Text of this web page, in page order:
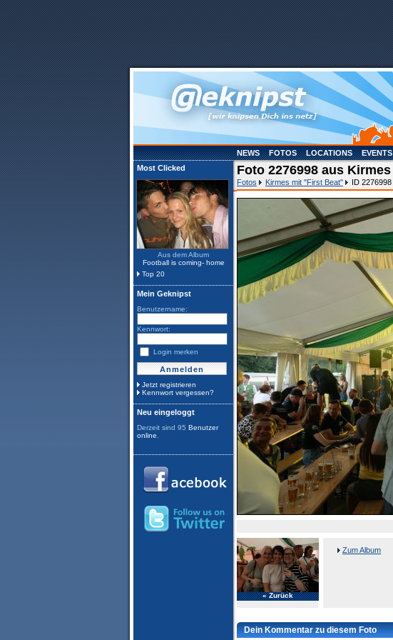
NEWS FOTOS LOCATIONS EVENTS
Most Clicked
Aus dem Album
Football is coming- home
Top 20
Mein Geknipst
Benutzername:
Kennwort:
Login merken
Jetzt registrieren
Kennwort vergessen?
Neu eingeloggt
Derzeit sind 95 Benutzer
online
Foto 2276998 aus
Fotos Kirmes mit "First Beat" ID 2276998
« Zurück
Zum Album
Dein Kommentar zu diesem Foto